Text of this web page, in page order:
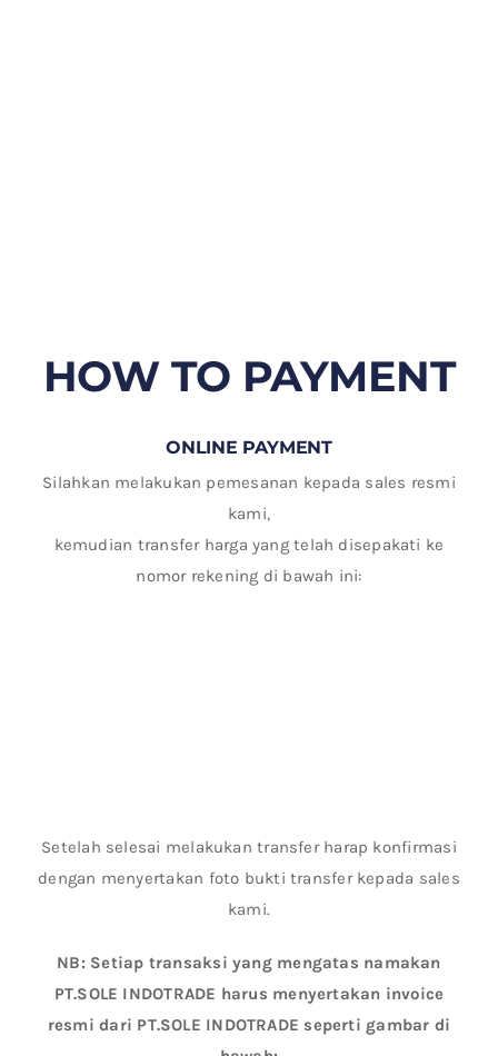
HOW TO PAYMENT
ONLINE PAYMENT
Silahkan melakukan pemesanan kepada sales resmi
kami,
kemudian transfer harga yang telah disepakati ke
nomor rekening di bawah ini:
Setelah selesai melakukan transfer harap konfirmasi
dengan menyertakan foto bukti transfer kepada sales
kami.
NB: Setiap transaksi yang mengatas namakan
PT.SOLE INDOTRADE harus menyertakan invoice
resmi dari PT.SOLE INDOTRADE seperti gambar di